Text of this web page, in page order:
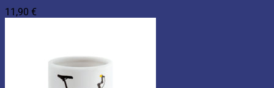
11,90 €